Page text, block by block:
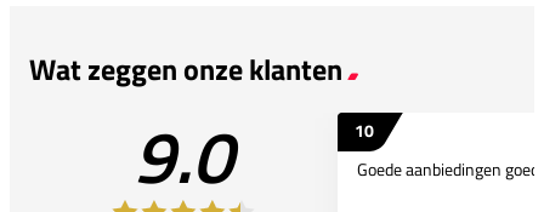
Wat zeggen onze klanten
9.0
10
Goede aanbiedingen